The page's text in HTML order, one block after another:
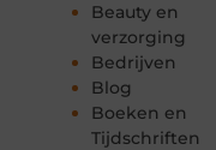
Beauty en
verzorging
Bedrijven
Blog
Boeken en
Tijdschriften